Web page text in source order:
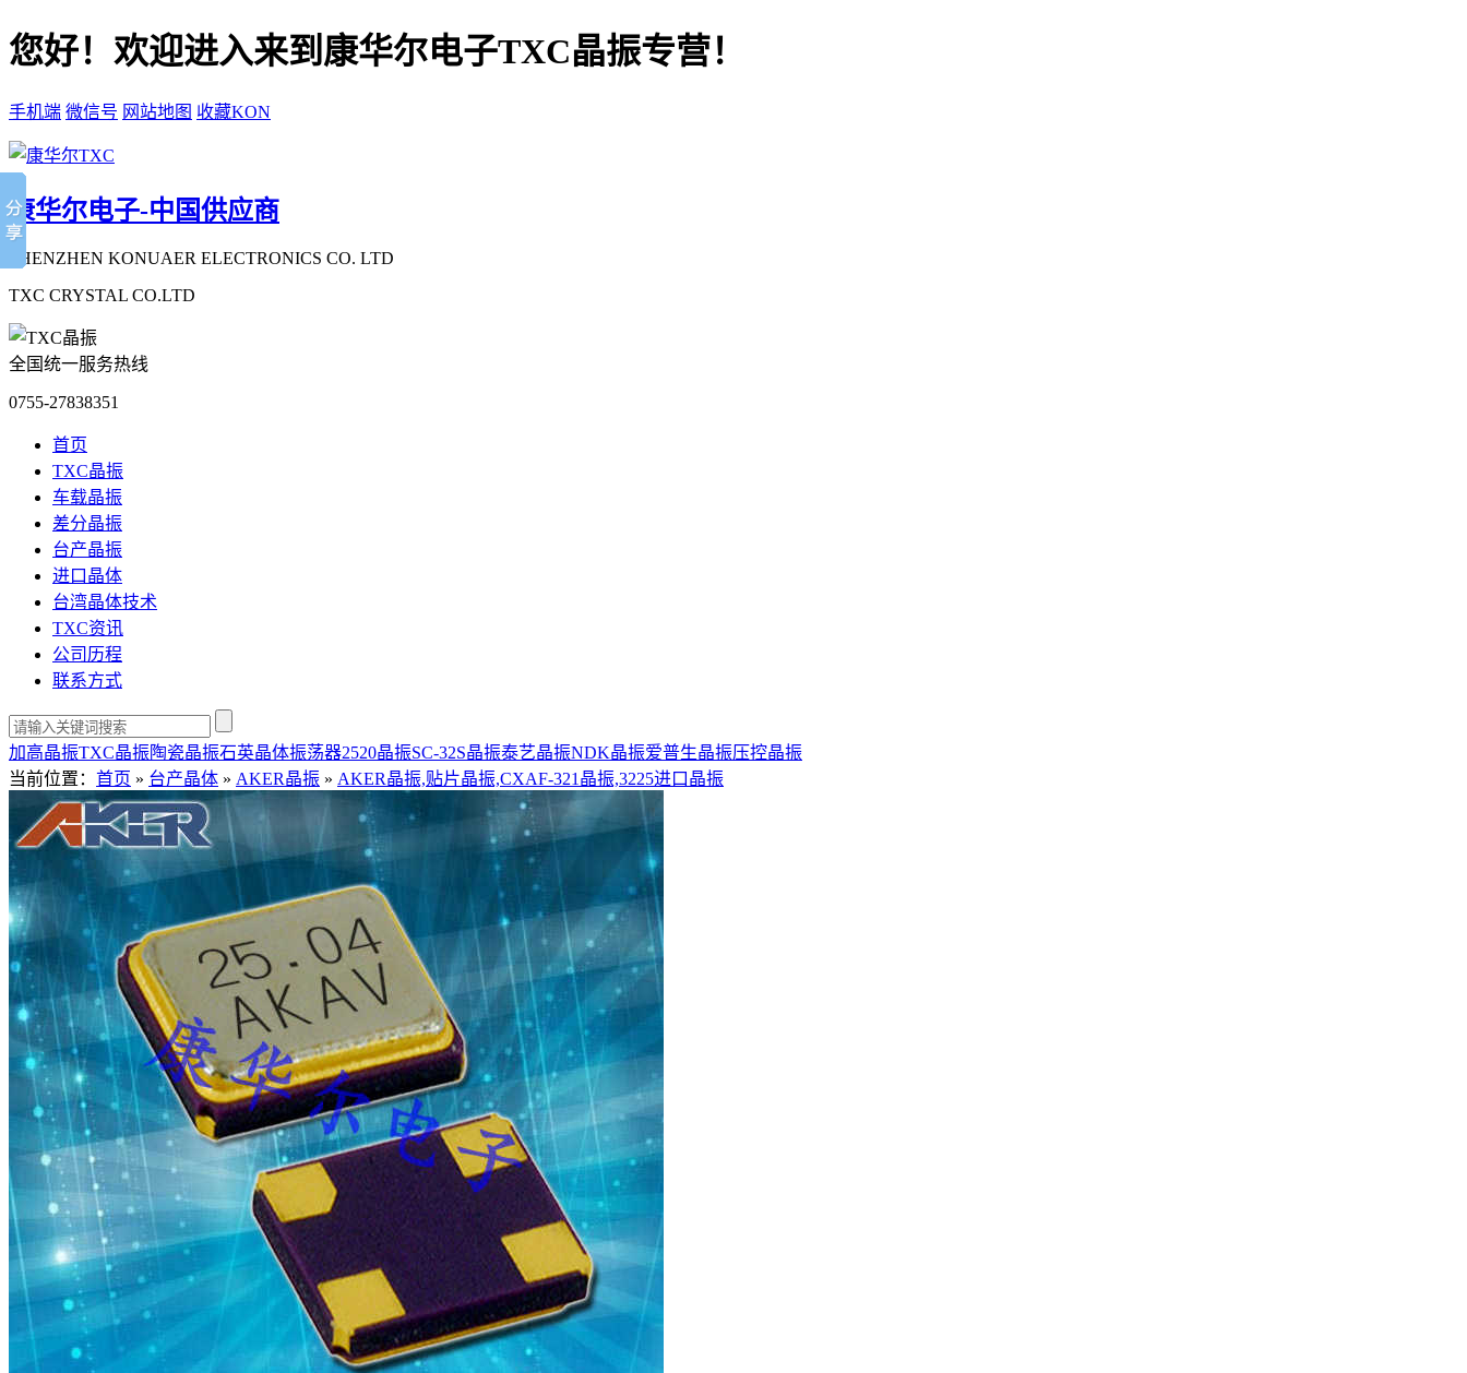
您好！欢迎进入来到康华尔电子TXC晶振专营！
手机端 微信号 网站地图 收藏KON
康华尔电子-中国供应商
SHENZHEN KONUAER ELECTRONICS CO. LTD
TXC CRYSTAL CO.LTD
全国统一服务热线
0755-27838351
首页
TXC晶振
车载晶振
差分晶振
台产晶振
进口晶体
台湾晶体技术
TXC资讯
公司历程
联系方式
加高晶振TXC晶振陶瓷晶振石英晶体振荡器2520晶振SC-32S晶振泰艺晶振NDK晶振爱普生晶振压控晶振
当前位置： 首页 » 台产晶体 » AKER晶振 » AKER晶振,贴片晶振,CXAF-321晶振,3225进口晶振